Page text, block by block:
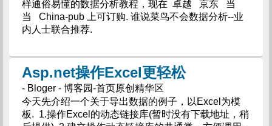
样通俗易懂的数据分析教程，现在 卓越 京东 当
当 China-pub 上可订购. 谁说菜鸟不会数据分析--业
内人士联合推荐.
Asp.net操作Excel更轻松
- Bloger - 博客园-首页原创精华区
今天先介绍一个关于导出数据的例子，以Excel为模
板. 1.操作Excel的动态链接库(暂时没有下载地址，稍